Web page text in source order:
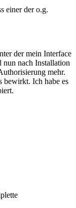
einer der o.g.
der mein Interface
nach Installation
mehr.
bewirkt. Ich habe es